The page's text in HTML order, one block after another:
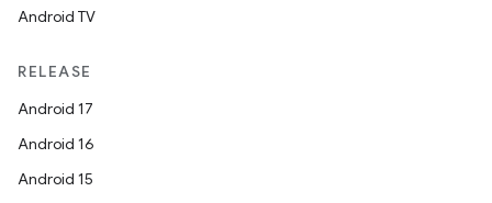
Android TV
RELEASE
Android 17
Android 16
Android 15